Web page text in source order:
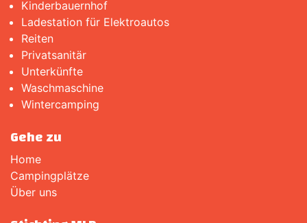
Kinderbauernhof
Ladestation für Elektroautos
Reiten
Privatsanitär
Unterkünfte
Waschmaschine
Wintercamping
Gehe zu
Home
Campingplätze
Über uns